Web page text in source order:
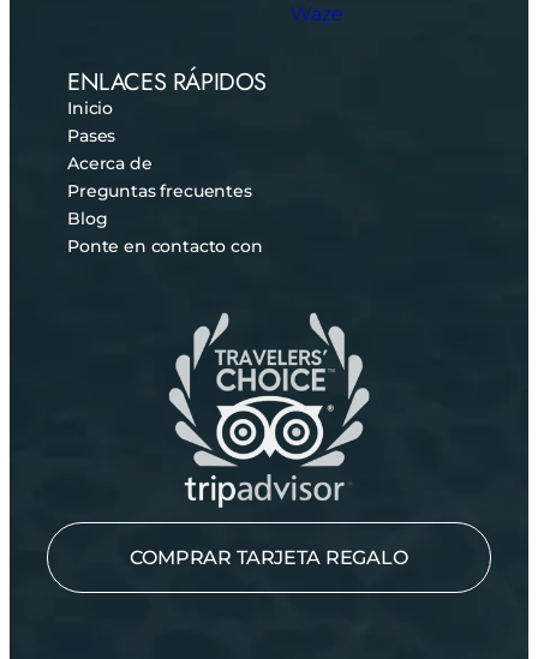
Waze
ENLACES RÁPIDOS
Inicio
Pases
Acerca de
Preguntas frecuentes
Blog
Ponte en contacto con
COMPRAR TARJETA REGALO